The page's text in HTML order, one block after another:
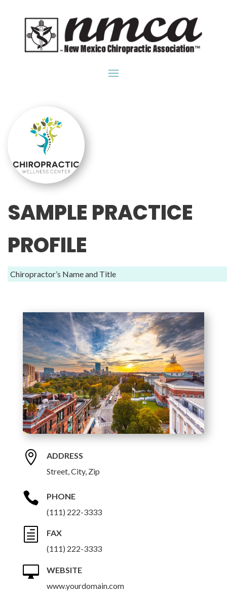
SAMPLE PRACTICE
PROFILE
Chiropractor’s Name and Title

ADDRESS
Street, City, Zip

PHONE
(111) 222-3333
h
FAX
(111) 222-3333

WEBSITE
www.yourdomain.com